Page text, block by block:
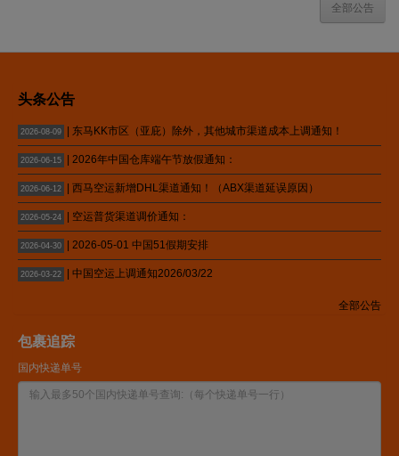
全部公告
头条公告
2026-08-09 | 东马KK市区（亚庇）除外，其他城市渠道成本上调通知！
2026-06-15 | 2026年中国仓库端午节放假通知：
2026-06-12 | 西马空运新增DHL渠道通知！（ABX渠道延误原因）
2026-05-24 | 空运普货渠道调价通知：
2026-04-30 | 2026-05-01 中国51假期安排
2026-03-22 | 中国空运上调通知2026/03/22
全部公告
包裹追踪
国内快递单号